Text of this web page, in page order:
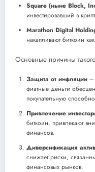
Square (ныне Block,
инвестировавший в
Marathon Digital
накапливают биткоин
Основные причины
Защита от инфляции –
фиатные деньги
покупательную
Привлечение
биткоин, привлекают
финансов.
Диверсификация
снижает риски,
финансовых рынков.